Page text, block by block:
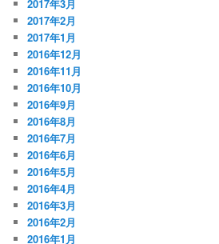
2017年3月
2017年2月
2017年1月
2016年12月
2016年11月
2016年10月
2016年9月
2016年8月
2016年7月
2016年6月
2016年5月
2016年4月
2016年3月
2016年2月
2016年1月